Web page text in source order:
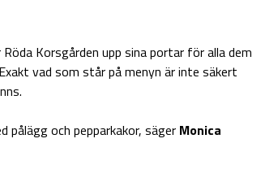
Korsgården upp sina portar för alla dem
vad som står på menyn är inte säkert
pålägg och pepparkakor, säger Monica